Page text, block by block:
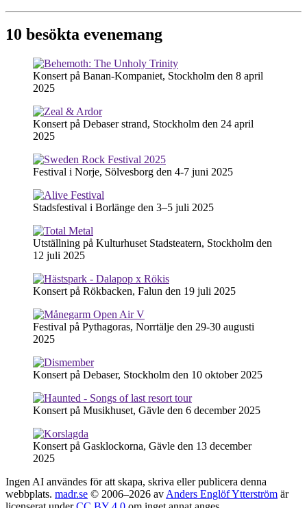
10 besökta evenemang
Konsert på Banan-Kompaniet, Stockholm den 8 april
2025
Konsert på Debaser strand, Stockholm den 24 april
2025
Festival i Norje, Sölvesborg den 4-7 juni 2025
Stadsfestival i Borlänge den 3–5 juli 2025
Utställning på Kulturhuset Stadsteatern, Stockholm den
12 juli 2025
Konsert på Rökbacken, Falun den 19 juli 2025
Festival på Pythagoras, Norrtälje den 29-30 augusti
2025
Konsert på Debaser, Stockholm den 10 oktober 2025
Konsert på Musikhuset, Gävle den 6 december 2025
Konsert på Gasklockorna, Gävle den 13 december
2025
Ingen AI användes för att skapa, skriva eller publicera denna
webbplats. madr.se © 2006–2026 av Anders Englöf Ytterström är